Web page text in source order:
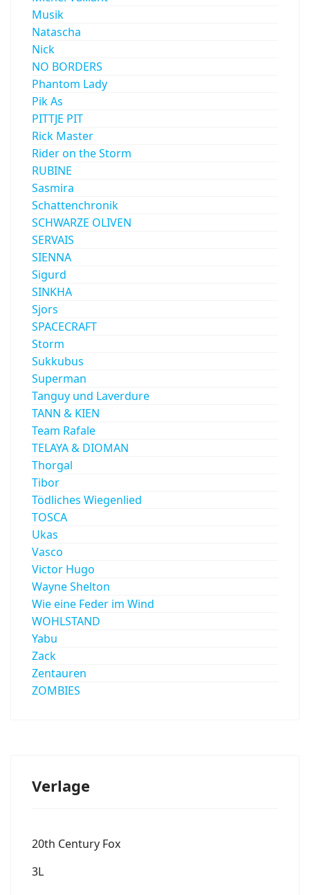
Musik
Natascha
Nick
NO BORDERS
Phantom Lady
Pik As
PITTJE PIT
Rick Master
Rider on the Storm
RUBINE
Sasmira
Schattenchronik
SCHWARZE OLIVEN
SERVAIS
SIENNA
Sigurd
SINKHA
Sjors
SPACECRAFT
Storm
Sukkubus
Superman
Tanguy und Laverdure
TANN & KIEN
Team Rafale
TELAYA & DIOMAN
Thorgal
Tibor
Tödliches Wiegenlied
TOSCA
Ukas
Vasco
Victor Hugo
Wayne Shelton
Wie eine Feder im Wind
WOHLSTAND
Yabu
Zack
Zentauren
ZOMBIES
Verlage
20th Century Fox
3L